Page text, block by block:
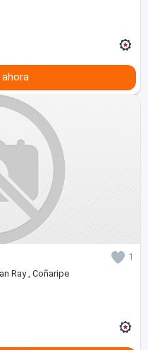
1
Ray , Coñaripe